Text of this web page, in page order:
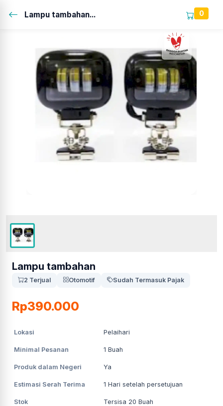
Lampu tambahan... 0
Lampu tambahan
2 Terjual Otomotif Sudah Termasuk Pajak
Rp390.000
Lokasi Pelaihari
Minimal Pesanan 1 Buah
Produk dalam Negeri Ya
Estimasi Serah Terima 1 Hari setelah persetujuan
Stok Tersisa 20 Buah